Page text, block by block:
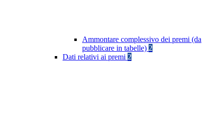
Ammontare complessivo dei premi (da
pubblicare in tabelle) 2
Dati relativi ai premi 2